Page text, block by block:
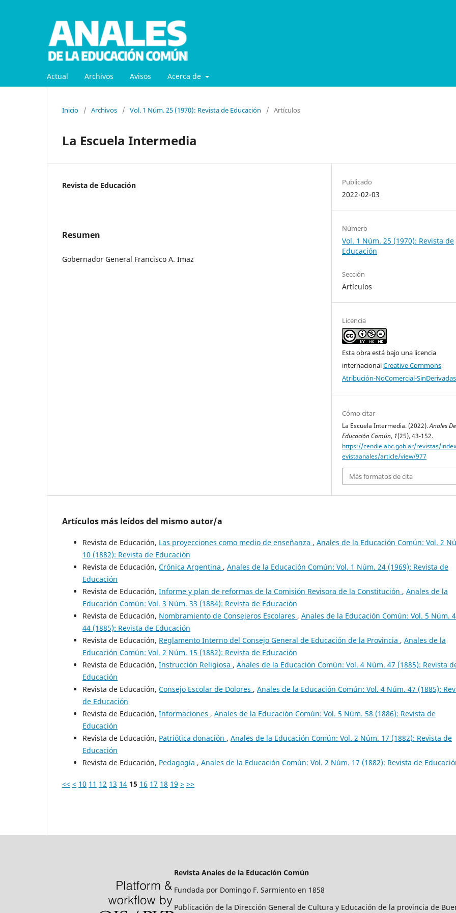
Actual Archivos Avisos Acerca de
Inicio / Archivos / Vol. 1 Núm. 25 (1970): Revista de Educación / Artículos
La Escuela Intermedia
Revista de Educación
Resumen
Gobernador General Francisco A. Imaz
Publicado
2022-02-03
Número
Vol. 1 Núm. 25 (1970): Revista de
Educación
Sección
Artículos
Licencia
Esta obra está bajo una licencia
internacionalCreative Commons
Atribución-NoComercial-
Cómo citar
La Escuela Intermedia. (2022).Anales
Educación Común, 1(25), 43-152.
https://cendie.abc.gob.ar/revistas/
evistaanales/article/view/977
Más formatos de cita
Artículos más leídos del mismo autor/a
Revista de Educación, Las proyecciones como medio de enseñanza , Anales de la Educación Común: Vol. 2
10 (1882): Revista de Educación
Revista de Educación, Crónica Argentina , Anales de la Educación Común: Vol. 1 Núm. 24 (1969): Revista de
Educación
Revista de Educación, Informe y plan de reformas de la Comisión Revisora de la Constitución , Anales de la
Educación Común: Vol. 3 Núm. 33 (1884): Revista de Educación
Revista de Educación, Nombramiento de Consejeros Escolares , Anales de la Educación Común: Vol. 5 Núm.
44 (1885): Revista de Educación
Revista de Educación, Reglamento Interno del Consejo General de Educación de la Provincia , Anales de la
Educación Común: Vol. 2 Núm. 15 (1882): Revista de Educación
Revista de Educación, Instrucción Religiosa , Anales de la Educación Común: Vol. 4 Núm. 47 (1885): Revista
Educación
Revista de Educación, Consejo Escolar de Dolores , Anales de la Educación Común: Vol. 4 Núm. 47 (1885):
de Educación
Revista de Educación, Informaciones , Anales de la Educación Común: Vol. 5 Núm. 58 (1886): Revista de
Educación
Revista de Educación, Patriótica donación , Anales de la Educación Común: Vol. 2 Núm. 17 (1882): Revista de
Educación
Revista de Educación, Pedagogía , Anales de la Educación Común: Vol. 2 Núm. 17 (1882): Revista de
<< < 10 11 12 13 14 15 16 17 18 19 > >>
Revista Anales de la Educación Común
Fundada por Domingo F. Sarmiento en 1858
Publicación de la Dirección General de Cultura y Educación de la provincia de